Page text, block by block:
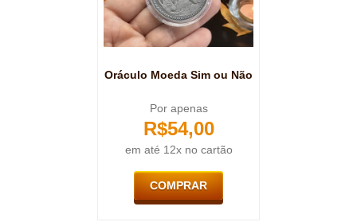
Oráculo Moeda Sim ou Não
Por apenas
R$54,00
em até 12x no cartão
COMPRAR